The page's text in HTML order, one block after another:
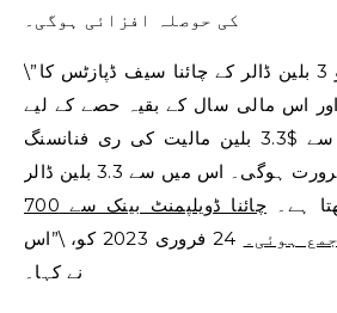
کی حوصلہ افزائی ہوگی۔
\”اسی وقت، حکومت کو 3 بلین ڈالر کے چائنا سیف ڈپازٹس کا
اس مالی سال کے بقیہ حصے کے لیے
چینی کمرشل بینکوں سے $3.3 بلین مالیت کی ری فنانسنگ
حاصل کرنے کی بھی ضرورت ہوگی۔ اس میں سے 3.3 بلین ڈالر
ہے۔
چائنا ڈویلپمنٹ بینک سے 700
ہوئی۔
24 فروری 2023 کو، \”اس
نے کہا۔